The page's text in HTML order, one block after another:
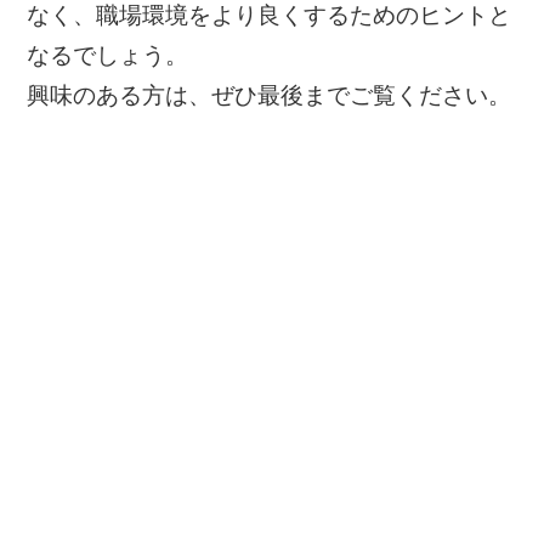
なく、職場環境をより良くするためのヒントと
なるでしょう。
興味のある方は、ぜひ最後までご覧ください。